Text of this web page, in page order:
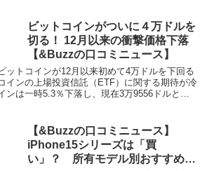
ビットコインがついに４万ドルを
切る！ 12月以来の衝撃価格下落
【&Buzzの口コミニュース】
ットコインが12月以来初めて4万ドルを下回る
インの上場投資信託（ETF）に関する期待が冷
ンは一時5.3％下落し、現在3万9556ドルとな
【&Buzzの口コミニュース】
iPhone15シリーズは「買
い」？ 所有モデル別おすすめ度